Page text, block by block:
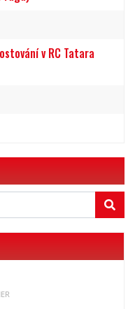
v RC Tatara